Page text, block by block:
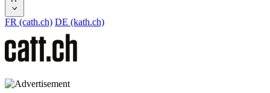
FR (cath.ch) DE (kath.ch)